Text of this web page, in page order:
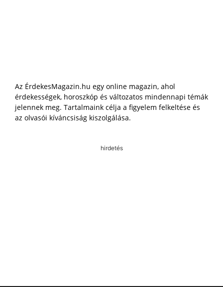
Az ÉrdekesMagazin.hu egy online magazin, ahol
érdekességek, horoszkóp és változatos mindennapi témák
jelennek meg. Tartalmaink célja a figyelem felkeltése és
az olvasói kíváncsiság kiszolgálása.
hirdetés